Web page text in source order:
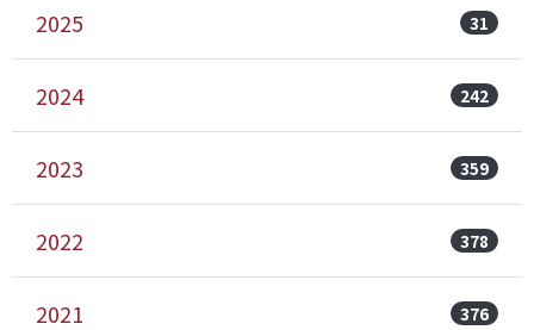
2025 31
2024 242
2023 359
2022 378
2021 376